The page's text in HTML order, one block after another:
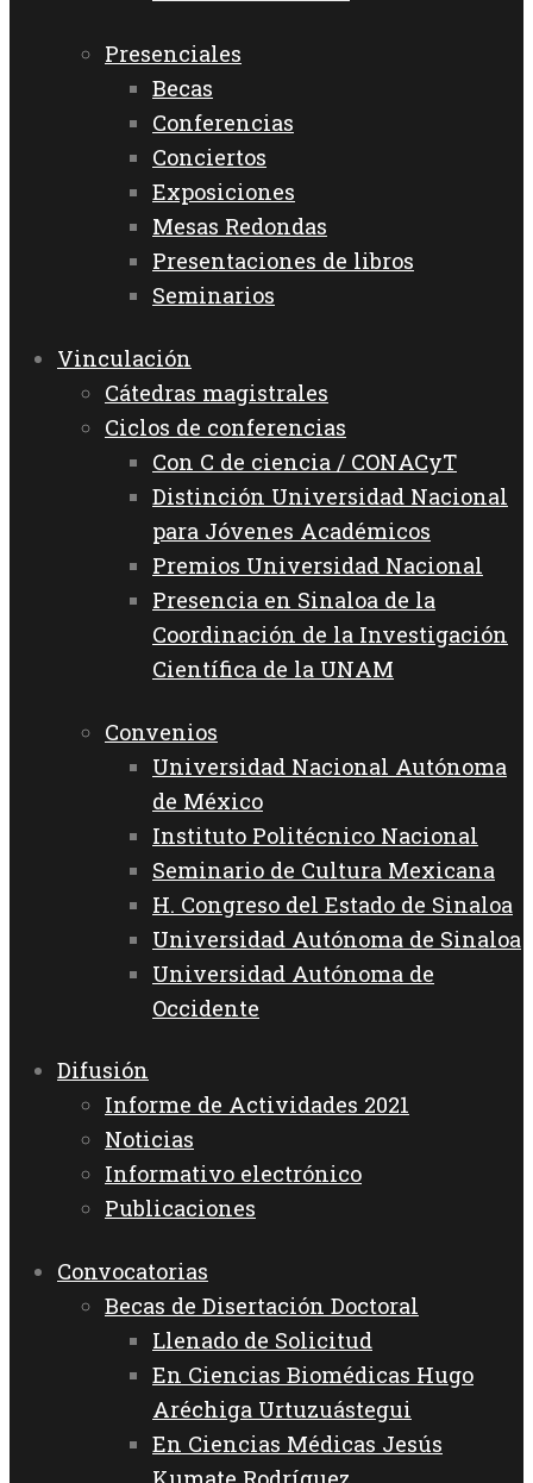
Presenciales
Becas
Conferencias
Conciertos
Exposiciones
Mesas Redondas
Presentaciones de libros
Seminarios
Vinculación
Cátedras magistrales
Ciclos de conferencias
Con C de ciencia / CONACyT
Distinción Universidad Nacional
para Jóvenes Académicos
Premios Universidad Nacional
Presencia en Sinaloa de la
Coordinación de la Investigación
Científica de la UNAM
Convenios
Universidad Nacional Autónoma
de México
Instituto Politécnico Nacional
Seminario de Cultura Mexicana
H. Congreso del Estado de Sinaloa
Universidad Autónoma de Sinaloa
Universidad Autónoma de
Occidente
Difusión
Informe de Actividades 2021
Noticias
Informativo electrónico
Publicaciones
Convocatorias
Becas de Disertación Doctoral
Llenado de Solicitud
En Ciencias Biomédicas Hugo
Aréchiga Urtuzuástegui
En Ciencias Médicas Jesús